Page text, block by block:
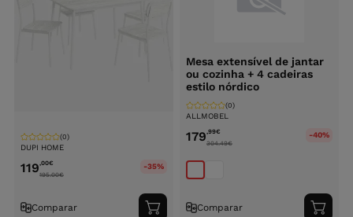
DUPI HOME
(0)
119,00€
195.00€
-35%
Comparar
Adicionar
Mesa extensível de jantar
ou cozinha + 4 cadeiras
estilo nórdico
ALLMOBEL
(0)
179 ,99€
304.49€
-40%
Comparar